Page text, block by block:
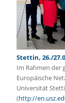
Stettin, 26./
Im Rahmen der
Europäische
Universität
(http://